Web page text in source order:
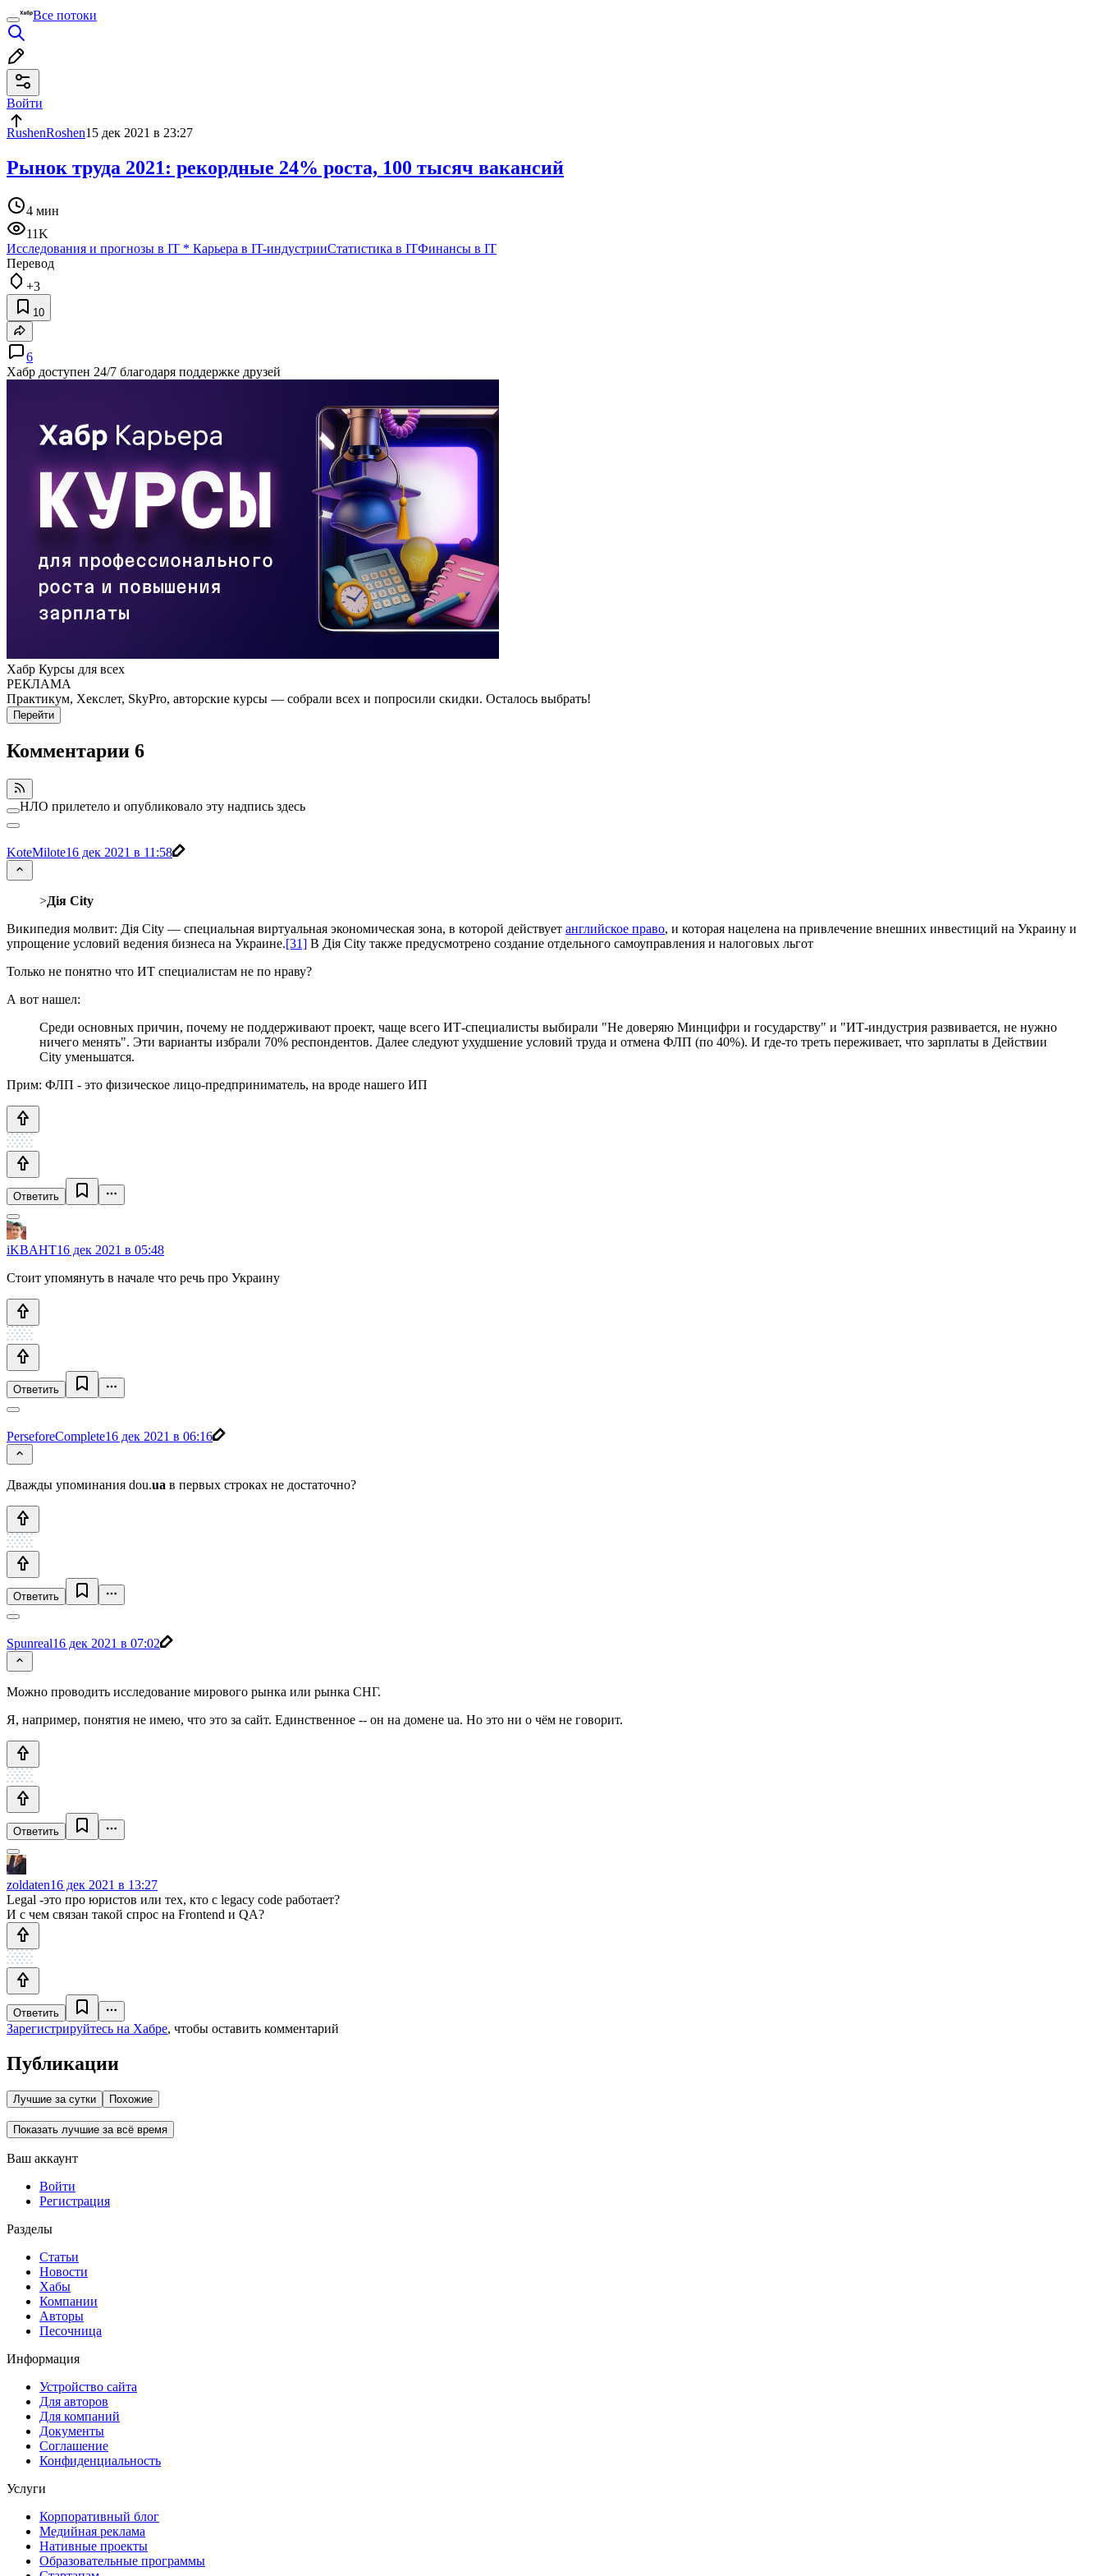
Все потоки
Войти
RushenRoshen15 дек 2021 в 23:27
Рынок труда 2021: рекордные 24% роста, 100 тысяч вакансий
4 мин
11K
Исследования и прогнозы в IT * Карьера в IT-индустрииСтатистика в ITФинансы в IT
Перевод
+3
10
6
Хабр доступен 24/7 благодаря поддержке друзей
Хабр Курсы для всех
РЕКЛАМА
Практикум, Хекслет, SkyPro, авторские курсы — собрали всех и попросили скидки. Осталось выбрать!
Перейти
Комментарии 6
НЛО прилетело и опубликовало эту надпись здесь
KoteMilote16 дек 2021 в 11:58
>Дія City
Википедия молвит: Дія City — специальная виртуальная экономическая зона, в которой действует английское право, и которая нацелена на привлечение внешних инвестиций на Украину и
упрощение условий ведения бизнеса на Украине.[31] В Дія City также предусмотрено создание отдельного самоуправления и налоговых льгот
Только не понятно что ИТ специалистам не по нраву?
А вот нашел:
Среди основных причин, почему не поддерживают проект, чаще всего ИТ-специалисты выбирали "Не доверяю Минцифри и государству" и "ИТ-индустрия развивается, не нужно
ничего менять". Эти варианты избрали 70% респондентов. Далее следуют ухудшение условий труда и отмена ФЛП (по 40%). И где-то треть переживает, что зарплаты в Действии
City уменьшатся.
Прим: ФЛП - это физическое лицо-предприниматель, на вроде нашего ИП
Ответить
iKBAHT16 дек 2021 в 05:48
Стоит упомянуть в начале что речь про Украину
Ответить
PerseforeComplete16 дек 2021 в 06:16
Дважды упоминания dou.ua в первых строках не достаточно?
Ответить
Spunreal16 дек 2021 в 07:02
Можно проводить исследование мирового рынка или рынка СНГ.
Я, например, понятия не имею, что это за сайт. Единственное -- он на домене ua. Но это ни о чём не говорит.
Ответить
zoldaten16 дек 2021 в 13:27
Legal -это про юристов или тех, кто с legacy code работает?
И с чем связан такой спрос на Frontend и QA?
Ответить
Зарегистрируйтесь на Хабре, чтобы оставить комментарий
Публикации
Лучшие за сутки Похожие
Показать лучшие за всё время
Ваш аккаунт
Войти
Регистрация
Разделы
Статьи
Новости
Хабы
Компании
Авторы
Песочница
Информация
Устройство сайта
Для авторов
Для компаний
Документы
Соглашение
Конфиденциальность
Услуги
Корпоративный блог
Медийная реклама
Нативные проекты
Образовательные программы